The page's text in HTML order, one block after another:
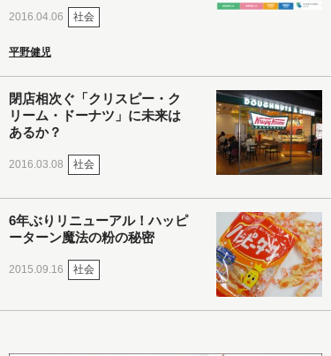
2016.04.06 社会
平野健児
閉店相次ぐ「クリスピー・ク
リーム・ドーナツ」に未来は
あるか？
2016.03.08 社会
6年ぶりリニューアル！ハッピ
ーターン魔法の粉の秘密
2015.09.16 社会